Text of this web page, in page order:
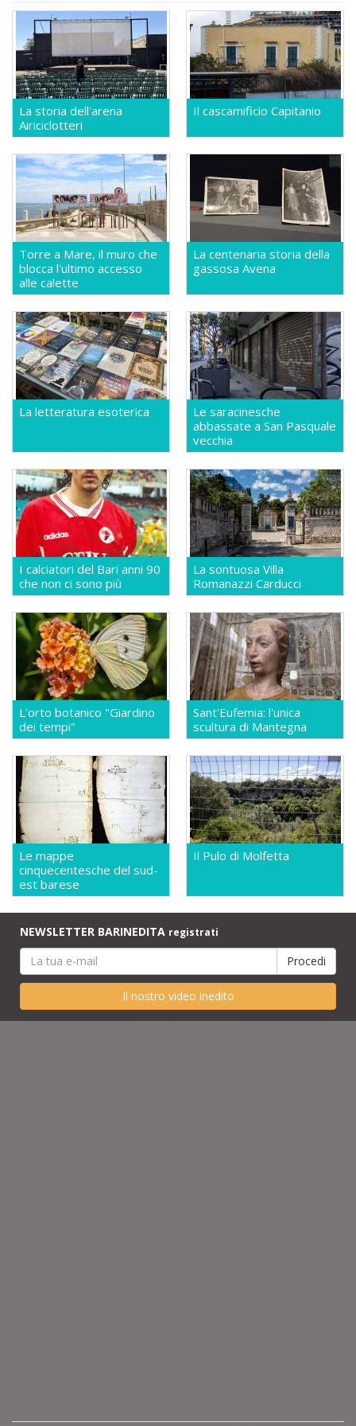
La storia dell'arena
Airiciclotteri
Il cascamificio Capitanio
Torre a Mare, il muro che
blocca l'ultimo accesso
alle calette
La centenaria storia della
gassosa Avena
La letteratura esoterica
Le saracinesche
abbassate a San Pasquale
vecchia
I calciatori del Bari anni 90
che non ci sono più
La sontuosa Villa
Romanazzi Carducci
L'orto botanico "Giardino
dei tempi"
Sant'Eufemia: l'unica
scultura di Mantegna
Le mappe
cinquecentesche del sud-
est barese
Il Pulo di Molfetta
NEWSLETTER BARINEDITA registrati
Il nostro video inedito